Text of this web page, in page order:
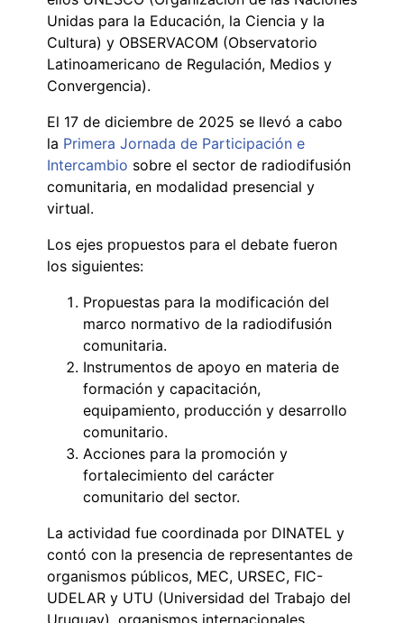
Unidas para la Educación, la Ciencia y la
Cultura) y OBSERVACOM (Observatorio
Latinoamericano de Regulación, Medios y
Convergencia).
El 17 de diciembre de 2025 se llevó a cabo
la Primera Jornada de Participación e
Intercambio sobre el sector de radiodifusión
comunitaria, en modalidad presencial y
virtual.
Los ejes propuestos para el debate fueron
los siguientes:
Propuestas para la modificación del
marco normativo de la radiodifusión
comunitaria.
Instrumentos de apoyo en materia de
formación y capacitación,
equipamiento, producción y desarrollo
comunitario.
Acciones para la promoción y
fortalecimiento del carácter
comunitario del sector.
La actividad fue coordinada por DINATEL y
contó con la presencia de representantes de
organismos públicos, MEC, URSEC, FIC-
UDELAR y UTU (Universidad del Trabajo del
Uruguay), organismos internacionales